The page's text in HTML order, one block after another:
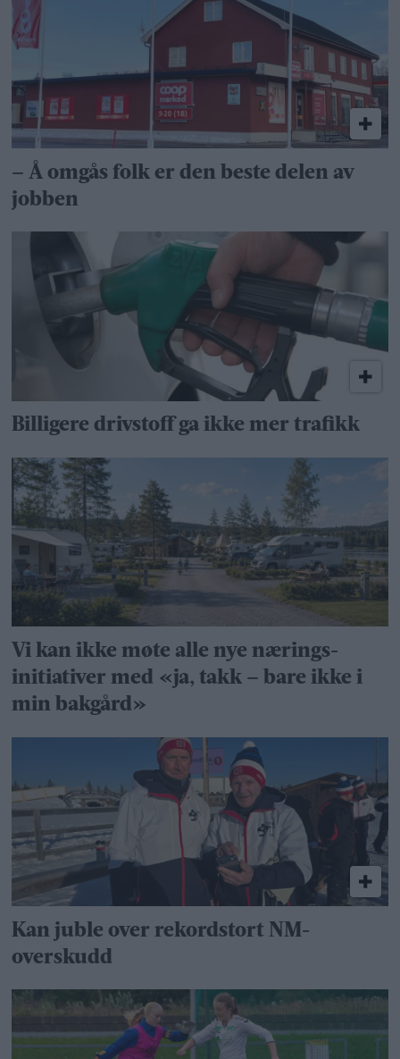
– Å omgås folk er den beste delen av
jobben
Billigere drivstoff ga ikke mer trafikk
Vi kan ikke møte alle nye nærings­
initiativer med «ja, takk – bare ikke i
min bakgård»
Kan juble over rekordstort NM-
overskudd